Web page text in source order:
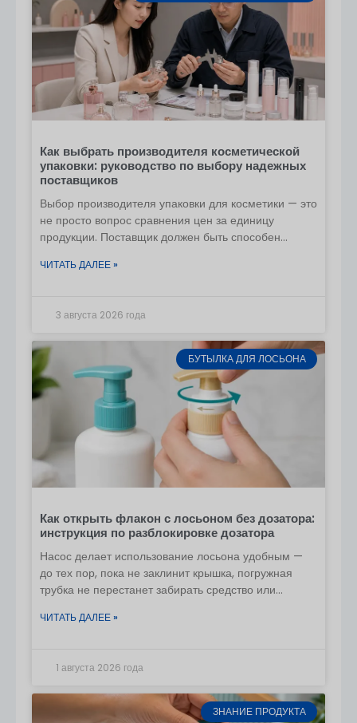
Как выбрать производителя косметической
упаковки: руководство по выбору надежных
поставщиков
Выбор производителя упаковки для косметики — это
не просто вопрос сравнения цен за единицу
продукции. Поставщик должен быть способен
ЧИТАТЬ ДАЛЕЕ »
3 августа 2026 года
БУТЫЛКА ДЛЯ ЛОСЬОНА
Как открыть флакон с лосьоном без дозатора:
инструкция по разблокировке дозатора
Насос делает использование лосьона удобным —
до тех пор, пока не заклинит крышка, погружная
трубка не перестанет забирать средство или
останется внутри. Это
ЧИТАТЬ ДАЛЕЕ »
1 августа 2026 года
ЗНАНИЕ ПРОДУКТА